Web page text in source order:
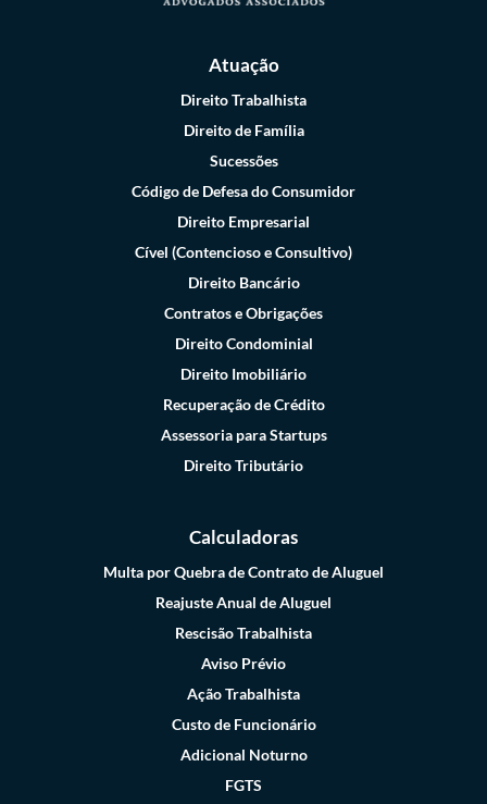
Atuação
Direito Trabalhista
Direito de Família
Sucessões
Código de Defesa do Consumidor
Direito Empresarial
Cível (Contencioso e Consultivo)
Direito Bancário
Contratos e Obrigações
Direito Condominial
Direito Imobiliário
Recuperação de Crédito
Assessoria para Startups
Direito Tributário
Calculadoras
Multa por Quebra de Contrato de Aluguel
Reajuste Anual de Aluguel
Rescisão Trabalhista
Aviso Prévio
Ação Trabalhista
Custo de Funcionário
Adicional Noturno
FGTS